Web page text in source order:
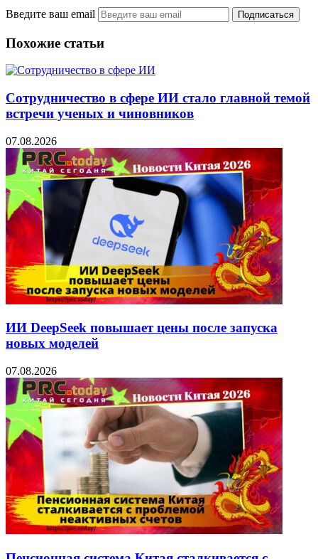
Введите ваш email
Похожие статьи
Сотрудничество в сфере ИИ стало главной темой
встречи ученых и чиновников
07.08.2026
ИИ DeepSeek повышает цены после запуска
новых моделей
07.08.2026